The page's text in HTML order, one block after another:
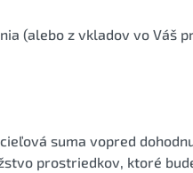
(alebo z vkladov vo Váš
suma vopred
prostriedkov, ktoré